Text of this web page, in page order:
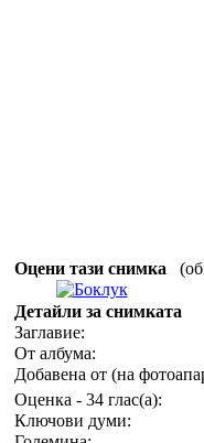
Оцени тази снимка
Детайли за снимката
Заглавие:
От албума:
Добавена от (на
Оценка - 34 глас(а):
Ключови думи: